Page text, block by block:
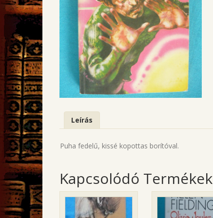
Leírás
Puha fedelű, kissé kopottas borítóval.
Kapcsolódó Termékek